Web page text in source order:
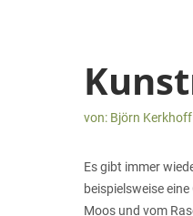
von: Björn Kerkhoff
Es gibt immer
beispielsweise
Moos und vom